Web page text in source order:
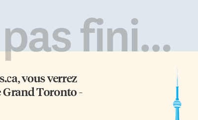
fini...
, vous verrez
Toronto -